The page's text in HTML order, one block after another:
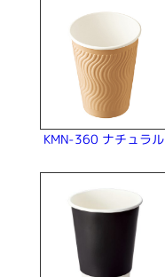
KMN-360 ナチュラル